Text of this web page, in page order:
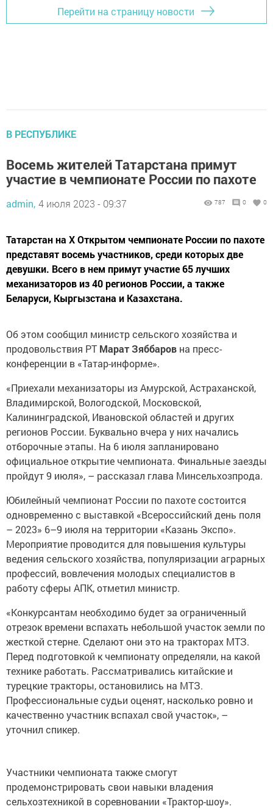
Перейти на страницу новости
В РЕСПУБЛИКЕ
Восемь жителей Татарстана примут
участие в чемпионате России по пахоте
admin, 4 июля 2023 - 09:37 787 0 0
Татарстан на X Открытом чемпионате России по пахоте
представят восемь участников, среди которых две
девушки. Всего в нем примут участие 65 лучших
механизаторов из 40 регионов России, а также
Беларуси, Кыргызстана и Казахстана.
Об этом сообщил министр сельского хозяйства и
продовольствия РТ Марат Зяббаров на пресс-
конференции в «Татар-информе».
«Приехали механизаторы из Амурской, Астраханской,
Владимирской, Вологодской, Московской,
Калининградской, Ивановской областей и других
регионов России. Буквально вчера у них начались
отборочные этапы. На 6 июля запланировано
официальное открытие чемпионата. Финальные заезды
пройдут 9 июля», – рассказал глава Минсельхозпрода.
Юбилейный чемпионат России по пахоте состоится
одновременно с выставкой «Всероссийский день поля
– 2023» 6–9 июля на территории «Казань Экспо».
Мероприятие проводится для повышения культуры
ведения сельского хозяйства, популяризации аграрных
профессий, вовлечения молодых специалистов в
работу сферы АПК, отметил министр.
«Конкурсантам необходимо будет за ограниченный
отрезок времени вспахать небольшой участок земли по
жесткой стерне. Сделают они это на тракторах МТЗ.
Перед подготовкой к чемпионату определяли, на какой
технике работать. Рассматривались китайские и
турецкие тракторы, остановились на МТЗ.
Профессиональные судьи оценят, насколько ровно и
качественно участник вспахал свой участок», –
уточнил спикер.
Участники чемпионата также смогут
продемонстрировать свои навыки владения
сельхозтехникой в соревновании «Трактор-шоу».